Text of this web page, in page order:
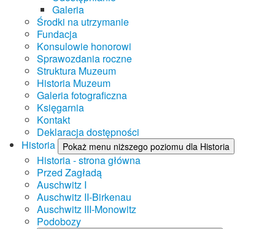
Galeria
Środki na utrzymanie
Fundacja
Konsulowie honorowi
Sprawozdania roczne
Struktura Muzeum
Historia Muzeum
Galeria fotograficzna
Księgarnia
Kontakt
Deklaracja dostępności
Historia
Pokaż menu niższego poziomu dla Historia
Historia - strona główna
Przed Zagładą
Auschwitz I
Auschwitz II-Birkenau
Auschwitz III-Monowitz
Podobozy